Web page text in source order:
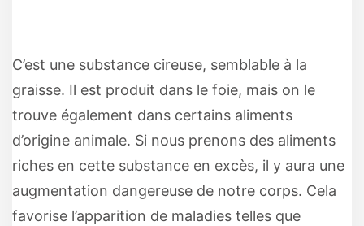
C’est une substance cireuse, semblable à la
graisse. Il est produit dans le foie, mais on le
trouve également dans certains aliments
d’origine animale. Si nous prenons des aliments
riches en cette substance en excès, il y aura une
augmentation dangereuse de notre corps. Cela
favorise l’apparition de maladies telles que